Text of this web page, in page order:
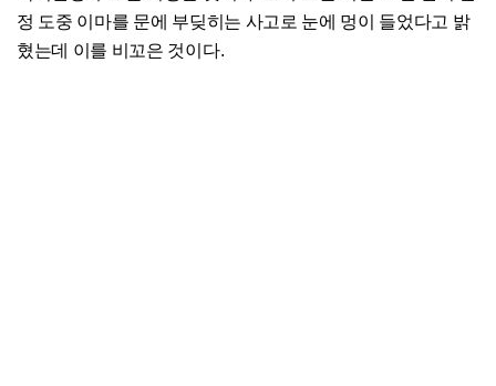
정 도중 이마를 문에 부딪히는 사고로 눈에 멍이 들었다고 밝
혔는데 이를 비꼬은 것이다.